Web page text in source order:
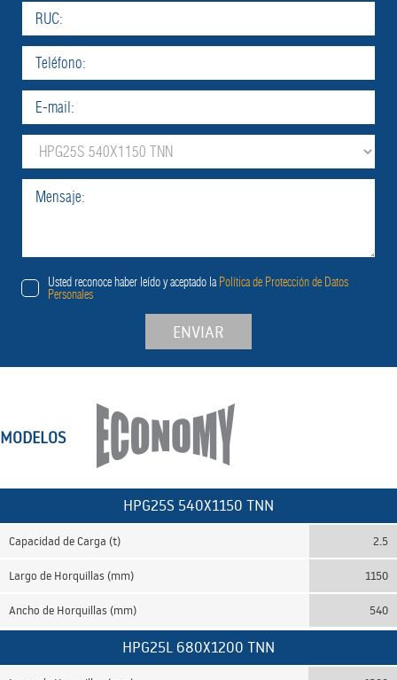
Usted reconoce haber leído y aceptado laPolítica de Protección de Datos
Personales
ENVIAR
MODELOS
HPG25S 540X1150 TNN
Capacidad de Carga (t) 2.5
Largo de Horquillas (mm) 1150
Ancho de Horquillas (mm) 540
HPG25L 680X1200 TNN